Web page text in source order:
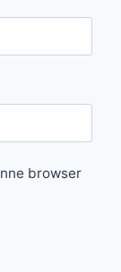
browser